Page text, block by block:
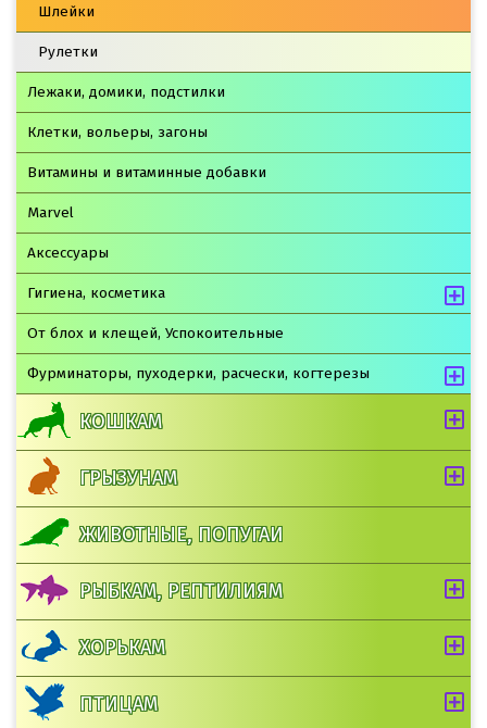
Шлейки
Рулетки
Лежаки, домики, подстилки
Клетки, вольеры, загоны
Витамины и витаминные добавки
Marvel
Аксессуары
Гигиена, косметика
От блох и клещей, Успокоительные
Фурминаторы, пуходерки, расчески, когтерезы
КОШКАМ
ГРЫЗУНАМ
ЖИВОТНЫЕ, ПОПУГАИ
РЫБКАМ, РЕПТИЛИЯМ
ХОРЬКАМ
ПТИЦАМ